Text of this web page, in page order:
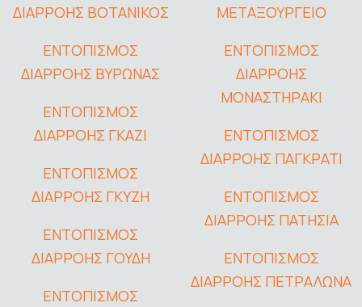
ΔΙΑΡΡΟΗΣ ΒΟΤΑΝΙΚΟΣ
ΕΝΤΟΠΙΣΜΟΣ
ΔΙΑΡΡΟΗΣ ΒΥΡΩΝΑΣ
ΕΝΤΟΠΙΣΜΟΣ
ΔΙΑΡΡΟΗΣ ΓΚΑΖΙ
ΕΝΤΟΠΙΣΜΟΣ
ΔΙΑΡΡΟΗΣ ΓΚΥΖΗ
ΕΝΤΟΠΙΣΜΟΣ
ΔΙΑΡΡΟΗΣ ΓΟΥΔΗ
ΕΝΤΟΠΙΣΜΟΣ
ΜΕΤΑΞΟΥΡΓΕΙΟ
ΕΝΤΟΠΙΣΜΟΣ
ΔΙΑΡΡΟΗΣ
ΜΟΝΑΣΤΗΡΑΚΙ
ΕΝΤΟΠΙΣΜΟΣ
ΔΙΑΡΡΟΗΣ ΠΑΓΚΡΑΤΙ
ΕΝΤΟΠΙΣΜΟΣ
ΔΙΑΡΡΟΗΣ ΠΑΤΗΣΙΑ
ΕΝΤΟΠΙΣΜΟΣ
ΔΙΑΡΡΟΗΣ ΠΕΤΡΑΛΩΝΑ